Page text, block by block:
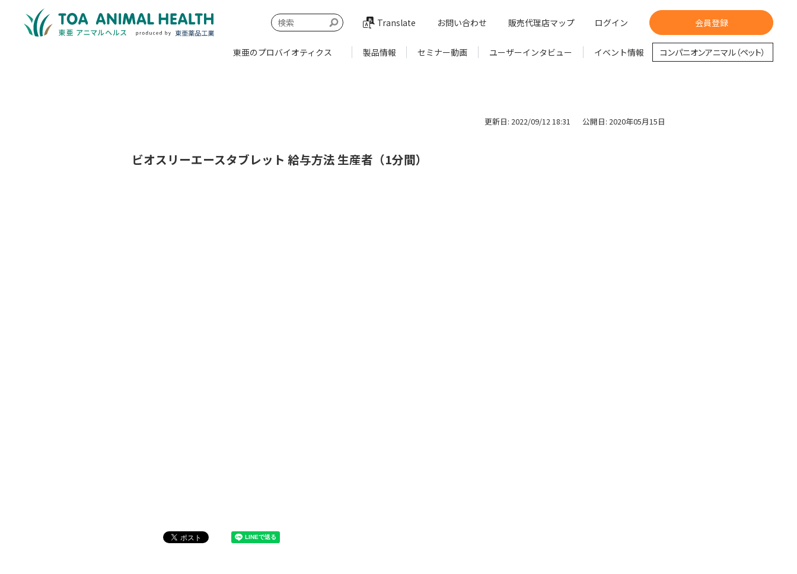
Translate お問い合わせ 販売代理店マップ ログイン 会員登録
東亜のプロバイオティクス 製品情報 セミナー動画 ユーザーインタビュー イベント情報 コンパニオンアニマル（ペット）
更新日: 2022/09/12 18:31 公開日: 2020年05月15日
ビオスリーエースタブレット 給与方法 生産者（1分間）